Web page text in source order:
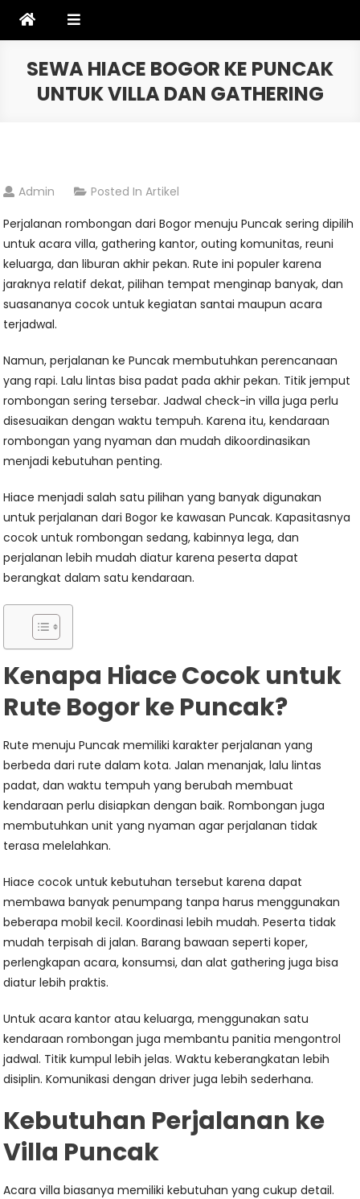
SEWA HIACE BOGOR KE PUNCAK
UNTUK VILLA DAN GATHERING
Admin Posted InArtikel
Perjalanan rombongan dari Bogor menuju Puncak sering dipilih
untuk acara villa, gathering kantor, outing komunitas, reuni
keluarga, dan liburan akhir pekan. Rute ini populer karena
jaraknya relatif dekat, pilihan tempat menginap banyak, dan
suasananya cocok untuk kegiatan santai maupun acara
terjadwal.
Namun, perjalanan ke Puncak membutuhkan perencanaan
yang rapi. Lalu lintas bisa padat pada akhir pekan. Titik jemput
rombongan sering tersebar. Jadwal check-in villa juga perlu
disesuaikan dengan waktu tempuh. Karena itu, kendaraan
rombongan yang nyaman dan mudah dikoordinasikan
menjadi kebutuhan penting.
Hiace menjadi salah satu pilihan yang banyak digunakan
untuk perjalanan dari Bogor ke kawasan Puncak. Kapasitasnya
cocok untuk rombongan sedang, kabinnya lega, dan
perjalanan lebih mudah diatur karena peserta dapat
berangkat dalam satu kendaraan.
Kenapa Hiace Cocok untuk
Rute Bogor ke Puncak?
Rute menuju Puncak memiliki karakter perjalanan yang
berbeda dari rute dalam kota. Jalan menanjak, lalu lintas
padat, dan waktu tempuh yang berubah membuat
kendaraan perlu disiapkan dengan baik. Rombongan juga
membutuhkan unit yang nyaman agar perjalanan tidak
terasa melelahkan.
Hiace cocok untuk kebutuhan tersebut karena dapat
membawa banyak penumpang tanpa harus menggunakan
beberapa mobil kecil. Koordinasi lebih mudah. Peserta tidak
mudah terpisah di jalan. Barang bawaan seperti koper,
perlengkapan acara, konsumsi, dan alat gathering juga bisa
diatur lebih praktis.
Untuk acara kantor atau keluarga, menggunakan satu
kendaraan rombongan juga membantu panitia mengontrol
jadwal. Titik kumpul lebih jelas. Waktu keberangkatan lebih
disiplin. Komunikasi dengan driver juga lebih sederhana.
Kebutuhan Perjalanan ke
Villa Puncak
Acara villa biasanya memiliki kebutuhan yang cukup detail.